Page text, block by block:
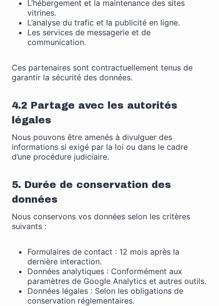
L’hébergement et la maintenance des sites
vitrines.
L’analyse du trafic et la publicité en ligne.
Les services de messagerie et de
communication.
Ces partenaires sont contractuellement tenus de
garantir la sécurité des données.
4.2 Partage avec les autorités
légales
Nous pouvons être amenés à divulguer des
informations si exigé par la loi ou dans le cadre
d’une procédure judiciaire.
5. Durée de conservation des
données
Nous conservons vos données selon les critères
suivants :
Formulaires de contact : 12 mois après la
dernière interaction.
Données analytiques : Conformément aux
paramètres de Google Analytics et autres outils.
Données légales : Selon les obligations de
conservation réglementaires.